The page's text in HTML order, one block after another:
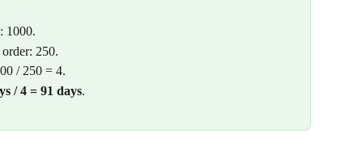
1000.
250.
/ 250 = 4.
/ 4 = 91 days.